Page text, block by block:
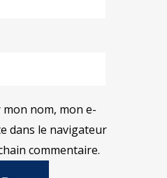
nom, mon e-
dans le navigateur
commentaire.